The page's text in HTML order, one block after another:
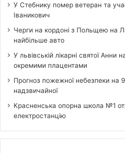
У Стебнику помер ветеран та
Іваникович
Черги на кордоні з Польщею на
найбільше авто
У львівській лікарні святої Анни
окремими плацентами
Прогноз пожежної небезпеки на
надзвичайної
Красненська опорна школа №1
електростанцію